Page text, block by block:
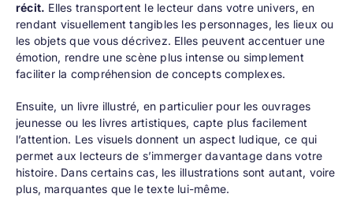
récit. Elles transportent le lecteur dans votre univers, en
rendant visuellement tangibles les personnages, les lieux ou
les objets que vous décrivez. Elles peuvent accentuer une
émotion, rendre une scène plus intense ou simplement
faciliter la compréhension de concepts complexes.
Ensuite, un livre illustré, en particulier pour les ouvrages
jeunesse ou les livres artistiques, capte plus facilement
l’attention. Les visuels donnent un aspect ludique, ce qui
permet aux lecteurs de s’immerger davantage dans votre
histoire. Dans certains cas, les illustrations sont autant, voire
plus, marquantes que le texte lui-même.